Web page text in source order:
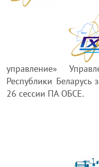
управление»
Республики Беларусь
26 сессии ПА ОБСЕ.